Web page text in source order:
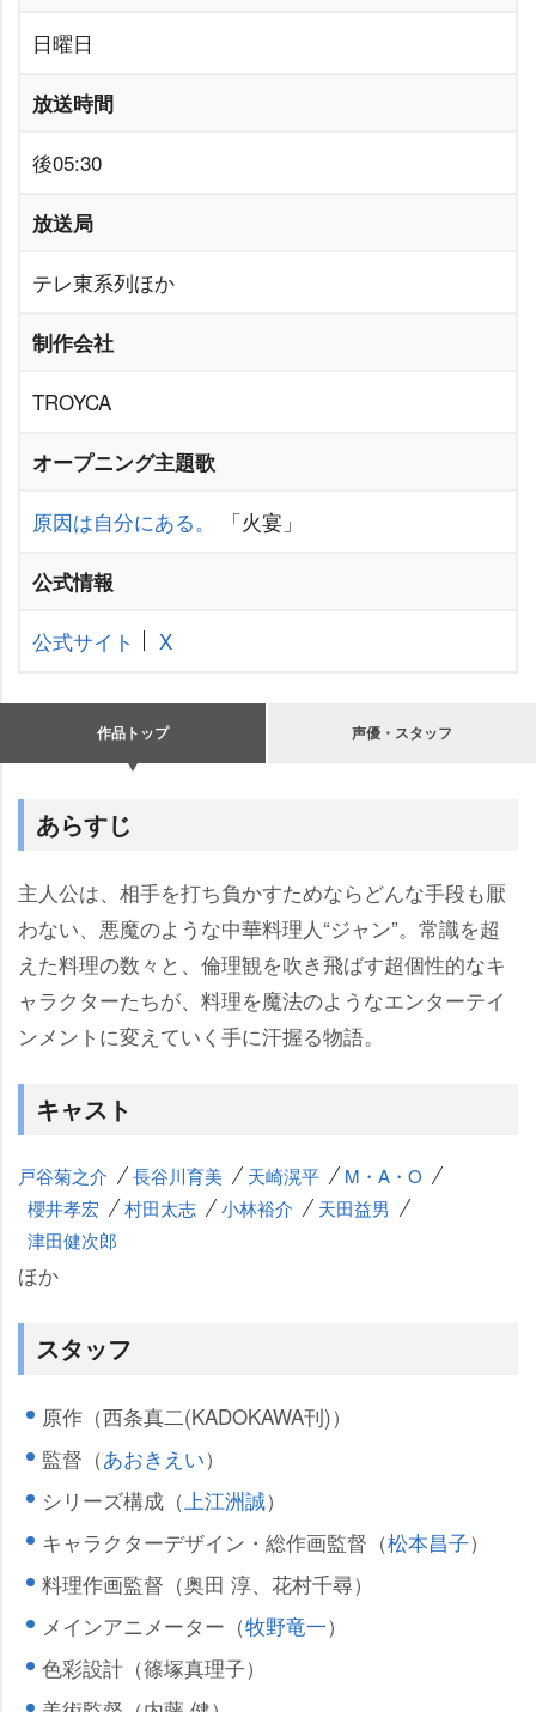
日曜日
放送時間
後05:30
放送局
テレ東系列ほか
制作会社
TROYCA
オープニング主題歌
原因は自分にある。 「火宴」
公式情報
公式サイト X
作品トップ 声優・スタッフ
あらすじ
主人公は、相手を打ち負かすためならどんな手段も厭
わない、悪魔のような中華料理人“ジャン”。常識を超
えた料理の数々と、倫理観を吹き飛ばす超個性的なキ
ャラクターたちが、料理を魔法のようなエンターテイ
ンメントに変えていく手に汗握る物語。
キャスト
戸谷菊之介 長谷川育美 天崎滉平
M・A・O
櫻井孝宏
村田太志 小林裕介
天田益男
津田健次郎
ほか
スタッフ
原作（西条真二(KADOKAWA刊)）
監督（あおきえい）
シリーズ構成（上江洲誠）
キャラクターデザイン・総作画監督（松本昌子）
料理作画監督（奥田 淳、花村千尋）
メインアニメーター（牧野竜一）
色彩設計（篠塚真理子）